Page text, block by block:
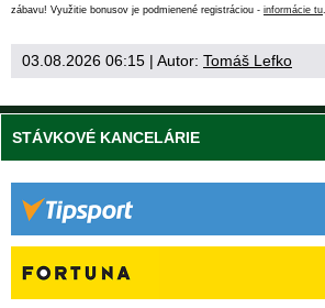
zábavu! Využitie bonusov je podmienené registráciou - informácie tu
03.08.2026 06:15 | Autor: Tomáš Lefko
STÁVKOVÉ KANCELÁRIE